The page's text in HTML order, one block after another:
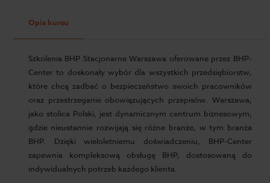
Opis kursu
Szkolenia BHP Stacjonarne Warszawa oferowane przez BHP-
Center to doskonały wybór dla wszystkich przedsiębiorstw,
które chcą zadbać o bezpieczeństwo swoich pracowników
oraz przestrzeganie obowiązujących przepisów. Warszawa,
jako stolica Polski, jest dynamicznym centrum biznesowym,
gdzie nieustannie rozwijają się różne branże, w tym branża
BHP. Dzięki wieloletniemu doświadczeniu, BHP-Center
zapewnia kompleksową obsługę BHP, dostosowaną do
indywidualnych potrzeb każdego klienta.